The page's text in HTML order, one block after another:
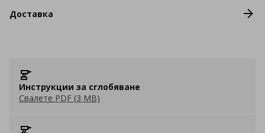
Доставка
Инструкции за сглобяване
Свалете PDF (3 MB)